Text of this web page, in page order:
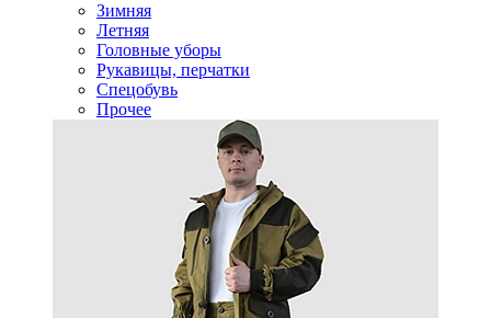
Зимняя
Летняя
Головные уборы
Рукавицы, перчатки
Спецобувь
Прочее